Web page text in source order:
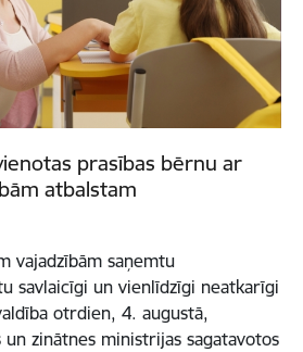
prasības bērnu ar
atbalstam
vajadzībām saņemtu
savlaicīgi un vienlīdzīgi neatkarīgi
otrdien, 4. augustā,
zinātnes ministrijas sagatavotos